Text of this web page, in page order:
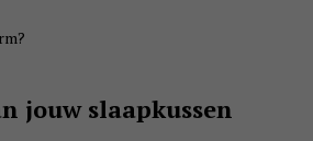
jouw slaapkussen